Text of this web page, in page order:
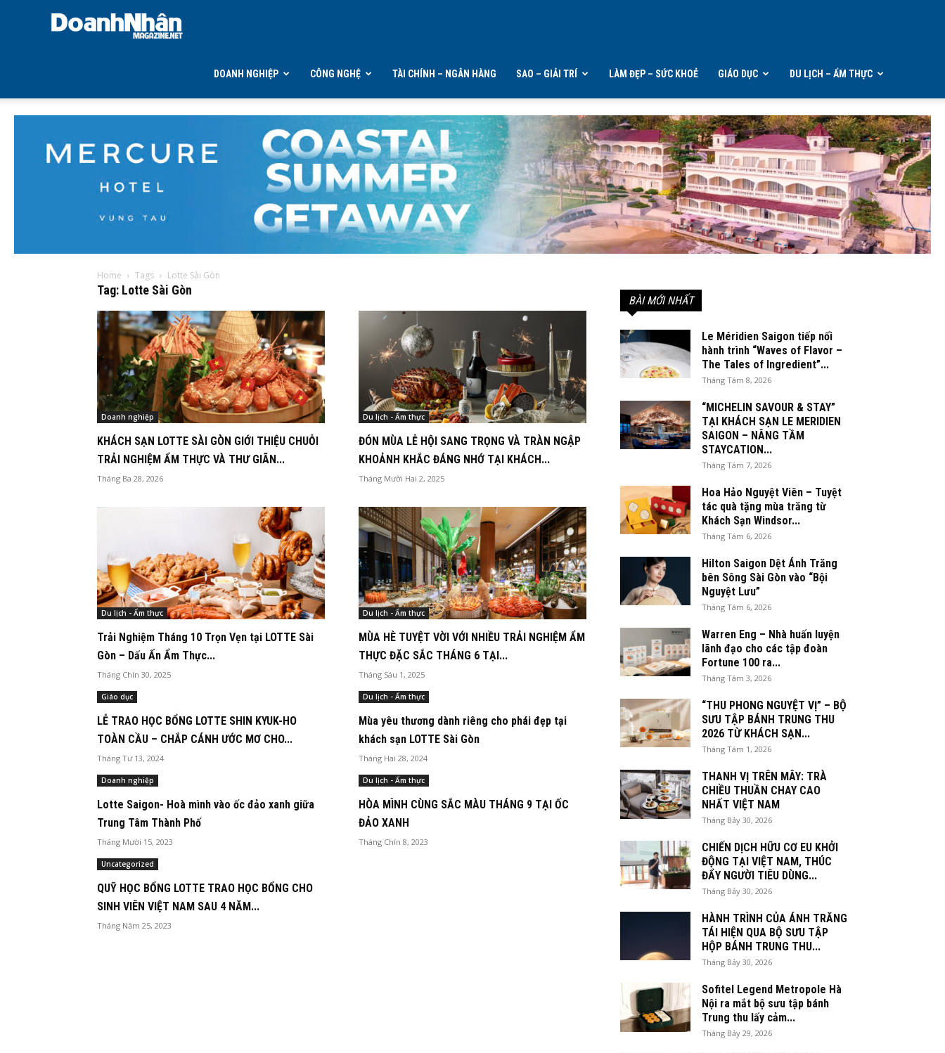
DOANH NGHIỆP CÔNG NGHỆ TÀI CHÍNH – NGÂN HÀNG SAO – GIẢI TRÍ LÀM ĐẸP – SỨC KHOẺ GIÁO DỤC DU LỊCH – ẨM THỰC
Home Tags Lotte Sài Gòn
Tag: Lotte Sài Gòn
Doanh nghiệp
KHÁCH SẠN LOTTE SÀI GÒN GIỚI THIỆU CHUỖI
TRẢI NGHIỆM ẨM THỰC VÀ THƯ GIÃN...
Tháng Ba 28, 2026
Du lịch - Ẩm thực
ĐÓN MÙA LỄ HỘI SANG TRỌNG VÀ TRÀN NGẬP
KHOẢNH KHẮC ĐÁNG NHỚ TẠI KHÁCH...
Tháng Mười Hai 2, 2025
Du lịch - Ẩm thực
Trải Nghiệm Tháng 10 Trọn Vẹn tại LOTTE Sài
Gòn – Dấu Ấn Ẩm Thực...
Tháng Chín 30, 2025
Du lịch - Ẩm thực
MÙA HÈ TUYỆT VỜI VỚI NHIỀU TRẢI NGHIỆM ẨM
THỰC ĐẶC SẮC THÁNG 6 TẠI...
Tháng Sáu 1, 2025
Giáo dục
LỄ TRAO HỌC BỔNG LOTTE SHIN KYUK-HO
TOÀN CẦU – CHẮP CÁNH ƯỚC MƠ CHO...
Tháng Tư 13, 2024
Du lịch - Ẩm thực
Mùa yêu thương dành riêng cho phái đẹp tại
khách sạn LOTTE Sài Gòn
Tháng Hai 28, 2024
Doanh nghiệp
Lotte Saigon- Hoà mình vào ốc đảo xanh giữa
Trung Tâm Thành Phố
Tháng Mười 15, 2023
Du lịch - Ẩm thực
HÒA MÌNH CÙNG SẮC MÀU THÁNG 9 TẠI ỐC
ĐẢO XANH
Tháng Chín 8, 2023
Uncategorized
QUỸ HỌC BỔNG LOTTE TRAO HỌC BỔNG CHO
SINH VIÊN VIỆT NAM SAU 4 NĂM...
Tháng Năm 25, 2023
BÀI MỚI NHẤT
Le Méridien Saigon tiếp nối
hành trình “Waves of Flavor –
The Tales of Ingredient”...
Tháng Tám 8, 2026
“MICHELIN SAVOUR & STAY”
TẠI KHÁCH SẠN LE MERIDIEN
SAIGON – NÂNG TẦM
STAYCATION...
Tháng Tám 7, 2026
Hoa Hảo Nguyệt Viên – Tuyệt
tác quà tặng mùa trăng từ
Khách Sạn Windsor...
Tháng Tám 6, 2026
Hilton Saigon Dệt Ánh Trăng
bên Sông Sài Gòn vào “Bội
Nguyệt Lưu”
Tháng Tám 6, 2026
Warren Eng – Nhà huấn luyện
lãnh đạo cho các tập đoàn
Fortune 100 ra...
Tháng Tám 3, 2026
“THU PHONG NGUYỆT VỊ” – BỘ
SƯU TẬP BÁNH TRUNG THU
2026 TỪ KHÁCH SẠN...
Tháng Tám 1, 2026
THANH VỊ TRÊN MÂY: TRÀ
CHIỀU THUẦN CHAY CAO
NHẤT VIỆT NAM
Tháng Bảy 30, 2026
CHIẾN DỊCH HỮU CƠ EU KHỞI
ĐỘNG TẠI VIỆT NAM, THÚC
ĐẨY NGƯỜI TIÊU DÙNG...
Tháng Bảy 30, 2026
HÀNH TRÌNH CỦA ÁNH TRĂNG
TÁI HIỆN QUA BỘ SƯU TẬP
HỘP BÁNH TRUNG THU...
Tháng Bảy 30, 2026
Sofitel Legend Metropole Hà
Nội ra mắt bộ sưu tập bánh
Trung thu lấy cảm...
Tháng Bảy 29, 2026